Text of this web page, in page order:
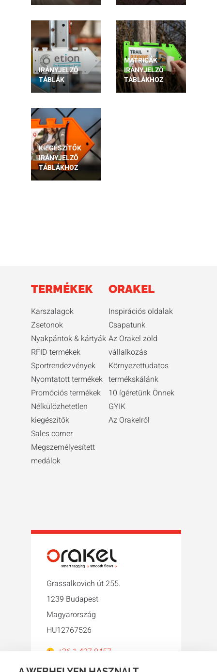
IRÁNYJELZŐ
TÁBLÁK
MATRICÁK
IRÁNYJELZŐ
TÁBLÁKHOZ
KIEGÉSZÍTŐK
IRÁNYJELZŐ
TÁBLÁKHOZ
TERMÉKEK
Karszalagok
Zsetonok
Nyakpántok & kártyák
RFID termékek
Sportrendezvények
Nyomtatott termékek
Promóciós termékek
Nélkülözhetetlen
kiegészítők
Sales corner
Megszemélyesített
medálok
ORAKEL
Inspirációs oldalak
Csapatunk
Az Orakel zöld
vállalkozás
Környezettudatos
termékskálánk
10 ígéretünk Önnek
GYIK
Az Orakelről
Grassalkovich út 255.
1239 Budapest
Magyarország
HU12767526
+36 1 427 0457